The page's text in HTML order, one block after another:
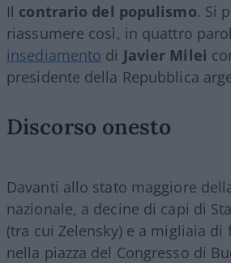
Il contrario del populismo. Si
riassumere così, in quattro
insediamento di Javier Milei
presidente della Repubblica
Discorso onesto
Davanti allo stato maggiore
nazionale, a decine di capi di
(tra cui Zelensky) e a migliaia
nella piazza del Congresso di